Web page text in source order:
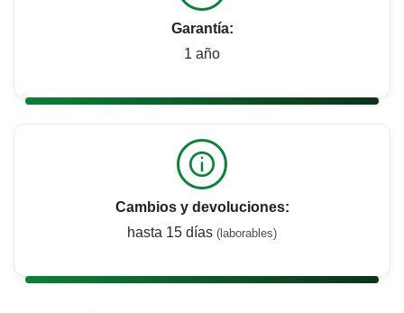
Garantía:
1 año
Cambios y devoluciones:
hasta 15 días (laborables)